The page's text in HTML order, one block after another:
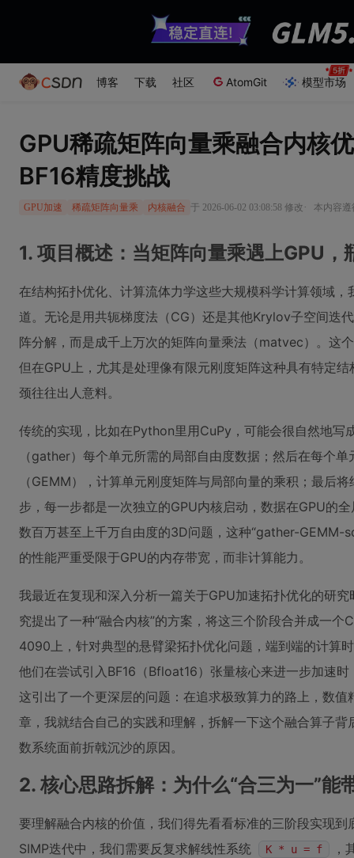
博客 下载 社区 AtomGit 模型市场
GPU稀疏矩阵向量乘融合内核
BF16精度挑战
GPU加速 稀疏矩阵向量乘 内核融合 于 2026-06-02 03:08:58 修改 · 本内容遵
1. 项目概述：当矩阵向量乘遇上GPU，
在结构拓扑优化、计算流体力学这些大规模科学计算领域
道。无论是用共轭梯度法（CG）还是其他Krylov子空间迭
阵分解，而是成千上万次的矩阵向量乘法（matvec）。
但在GPU上，尤其是处理像有限元刚度矩阵这种具有特定
颈往往出人意料。
传统的实现，比如在Python里用CuPy，可能会很自然地写
（gather）每个单元所需的局部自由度数据；然后在每个
（GEMM），计算单元刚度矩阵与局部向量的乘积；最后
步，每一步都是一次独立的GPU内核启动，数据在GPU的
数百万甚至上千万自由度的3D问题，这种“gather-GEMM-
的性能严重受限于GPU的内存带宽，而非计算能力。
我最近在复现和深入分析一篇关于GPU加速拓扑优化的研
究提出了一种“融合内核”的方案，将这三个阶段合并成一
4090上，针对典型的悬臂梁拓扑优化问题，端到端的计算
他们在尝试引入BF16（Bfloat16）张量核心来进一步加速
这引出了一个更深层的问题：在追求极致算力的路上，数
章，我就结合自己的实践和理解，拆解一下这个融合算子
数系统面前折戟沉沙的原因。
2. 核心思路拆解：为什么“合三为一”能
要理解融合内核的价值，我们得先看看标准的三阶段实现
SIMP迭代中，我们需要反复求解线性系统
K * u = f
，